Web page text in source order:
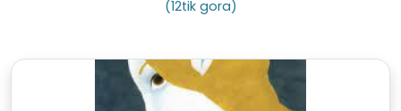
(12tik gora)